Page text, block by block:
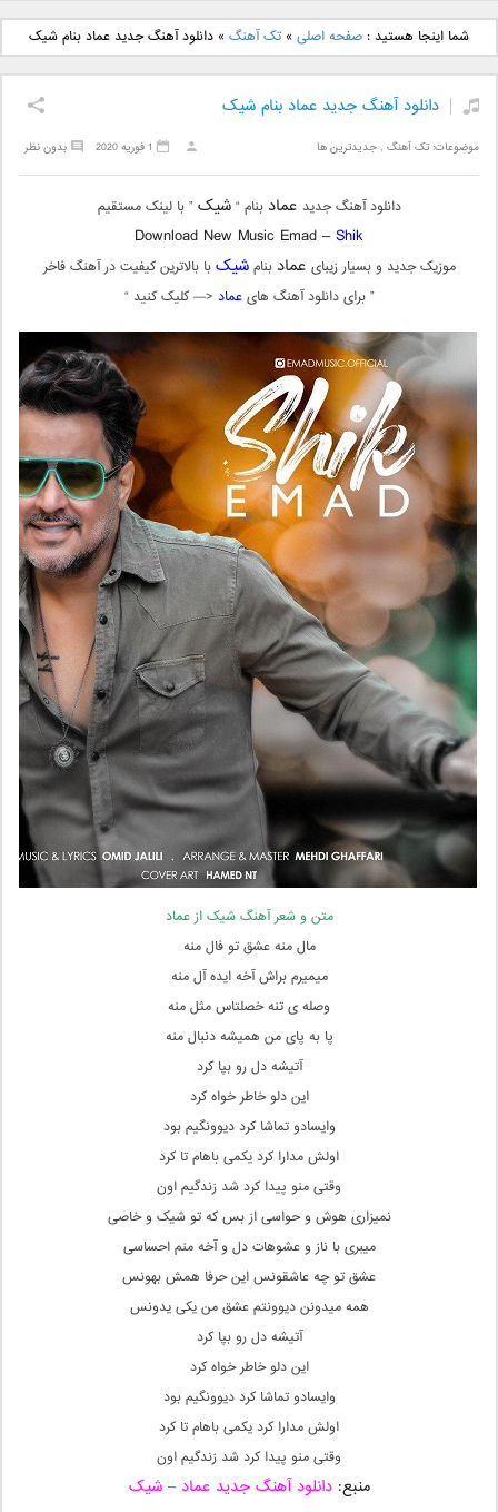
دانلود آهنگ جدید بهنام
بانی بنام قرص قمر 2
دانلود آهنگ جدید علی
یاسینی بنام دورترین نزدیک
شما اینجا هستید :صفحه اصلی »تک آهنگ »دانلود آهنگ جدید عماد بنام شیک
دانلود آهنگ جدید عماد بنام شیک
موضوعات:تک آهنگ ,جدیدترین ها بدون نظر 1 فوریه 2020
دانلود آهنگ جدید عماد بنام “شیک” با لینک مستقیم
Download New Music Emad –Shik
موزیک جدید و بسیار زیبای عماد بنامشیکبا بالاترین کیفیت در آهنگ فاخر
” برای دانلود آهنگ هایعماد <— کلیک کنید “
متن و شعر آهنگ شیک از عماد
مال منه عشق تو فال منه
میمیرم براش آخه ایده آل منه
وصله ی تنه خصلتاس مثل منه
پا به پای من همیشه دنبال منه
آتیشه دل رو بپا کرد
این دلو خاطر خواه کرد
وایسادو تماشا کرد دیوونگیم بود
اولش مدارا کرد یکمی باهام تا کرد
وقتی منو پیدا کرد شد زندگیم اون
نمیزاری هوش و حواسی از بس که تو شیک و خاصی
میبری با ناز و عشوهات دل و آخه منم احساسی
عشق تو چه عاشقونس این حرفا همش بهونس
همه میدونن دیوونتم عشق من یکی یدونس
آتیشه دل رو بپا کرد
این دلو خاطر خواه کرد
وایسادو تماشا کرد دیوونگیم بود
اولش مدارا کرد یکمی باهام تا کرد
وقتی منو پیدا کرد شد زندگیم اون
منبع:دانلود آهنگ جدید عماد – شیک